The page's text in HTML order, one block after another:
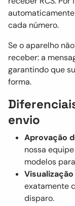
cada número.
Se o aparelho
receber: a
garantindo que
forma.
envio
Aprovação
nossa
modelos
exatamente
disparo.